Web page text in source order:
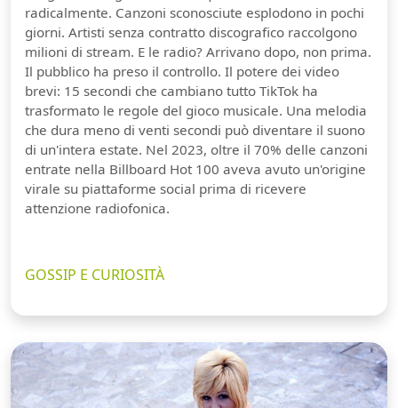
radicalmente. Canzoni sconosciute esplodono in pochi
giorni. Artisti senza contratto discografico raccolgono
milioni di stream. E le radio? Arrivano dopo, non prima.
Il pubblico ha preso il controllo. Il potere dei video
brevi: 15 secondi che cambiano tutto TikTok ha
trasformato le regole del gioco musicale. Una melodia
che dura meno di venti secondi può diventare il suono
di un'intera estate. Nel 2023, oltre il 70% delle canzoni
entrate nella Billboard Hot 100 aveva avuto un'origine
virale su piattaforme social prima di ricevere
attenzione radiofonica.
GOSSIP E CURIOSITÀ